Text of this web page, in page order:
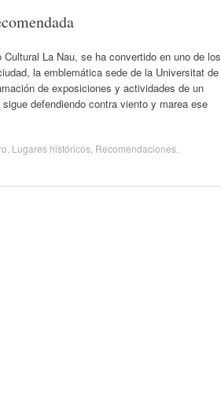
La Nau, se ha convertido en uno de los
la emblemática sede de la Universitat de
de exposiciones y actividades de un
defendiendo contra viento y marea ese
Lugares históricos Recomendaciones